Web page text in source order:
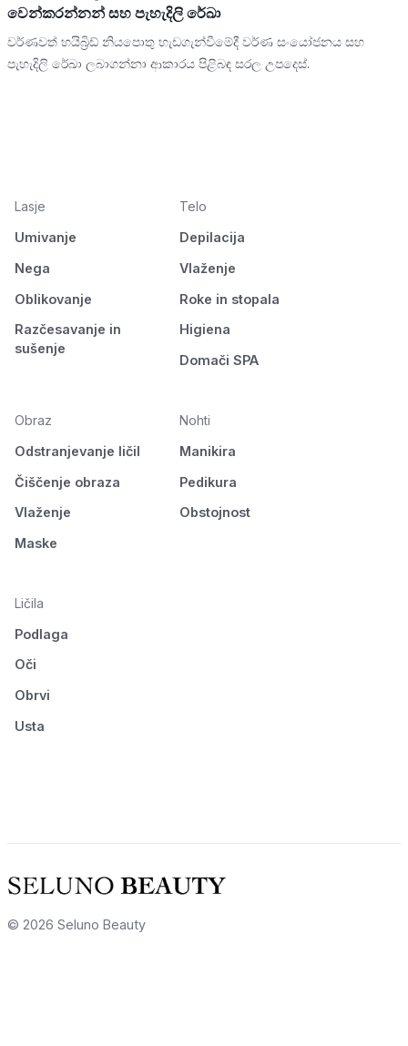
වෙන්කරන්නන් සහ පැහැදිලි රේඛා
වර්ණවත් හයිබ්‍රිඩ් නියපොතු හැඩගැන්වීමේදී වර්ණ සංයෝජනය සහ
පැහැදිලි රේඛා ලබාගන්නා ආකාරය පිළිබඳ සරල උපදෙස්.
Lasje
Umivanje
Nega
Oblikovanje
Razčesavanje in
sušenje
Telo
Depilacija
Vlaženje
Roke in stopala
Higiena
Domači SPA
Obraz
Odstranjevanje ličil
Čiščenje obraza
Vlaženje
Maske
Nohti
Manikira
Pedikura
Obstojnost
Ličila
Podlaga
Oči
Obrvi
Usta
© 2026 Seluno Beauty